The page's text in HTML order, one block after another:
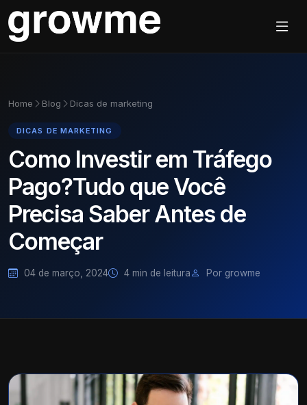
Home Blog Dicas de marketing
DICAS DE MARKETING
Como Investir em Tráfego
Pago?Tudo que Você
Precisa Saber Antes de
Começar
04 de março, 2024 4 min de leitura Por growme